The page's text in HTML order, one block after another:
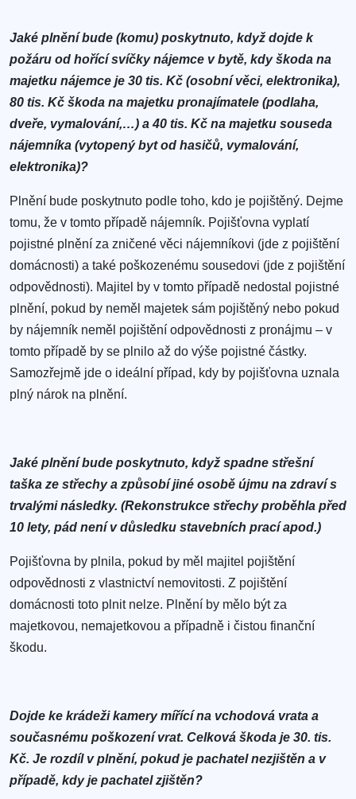
Jaké plnění bude (komu) poskytnuto, když dojde k
požáru od hořící svíčky nájemce v bytě, kdy škoda na
majetku nájemce je 30 tis. Kč (osobní věci, elektronika),
80 tis. Kč škoda na majetku pronajímatele (podlaha,
dveře, vymalování,…) a 40 tis. Kč na majetku souseda
nájemníka (vytopený byt od hasičů, vymalování,
elektronika)?
Plnění bude poskytnuto podle toho, kdo je pojištěný. Dejme
tomu, že v tomto případě nájemník. Pojišťovna vyplatí
pojistné plnění za zničené věci nájemníkovi (jde z pojištění
domácnosti) a také poškozenému sousedovi (jde z pojištění
odpovědnosti). Majitel by v tomto případě nedostal pojistné
plnění, pokud by neměl majetek sám pojištěný nebo pokud
by nájemník neměl pojištění odpovědnosti z pronájmu – v
tomto případě by se plnilo až do výše pojistné částky.
Samozřejmě jde o ideální případ, kdy by pojišťovna uznala
plný nárok na plnění.
Jaké plnění bude poskytnuto, když spadne střešní
taška ze střechy a způsobí jiné osobě újmu na zdraví s
trvalými následky. (Rekonstrukce střechy proběhla před
10 lety, pád není v důsledku stavebních prací apod.)
Pojišťovna by plnila, pokud by měl majitel pojištění
odpovědnosti z vlastnictví nemovitosti. Z pojištění
domácnosti toto plnit nelze. Plnění by mělo být za
majetkovou, nemajetkovou a případně i čistou finanční
škodu.
Dojde ke krádeži kamery mířící na vchodová vrata a
současnému poškození vrat. Celková škoda je 30. tis.
Kč. Je rozdíl v plnění, pokud je pachatel nezjištěn a v
případě, kdy je pachatel zjištěn?